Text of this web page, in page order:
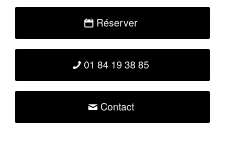
Réserver
01 84 19 38 85
Contact